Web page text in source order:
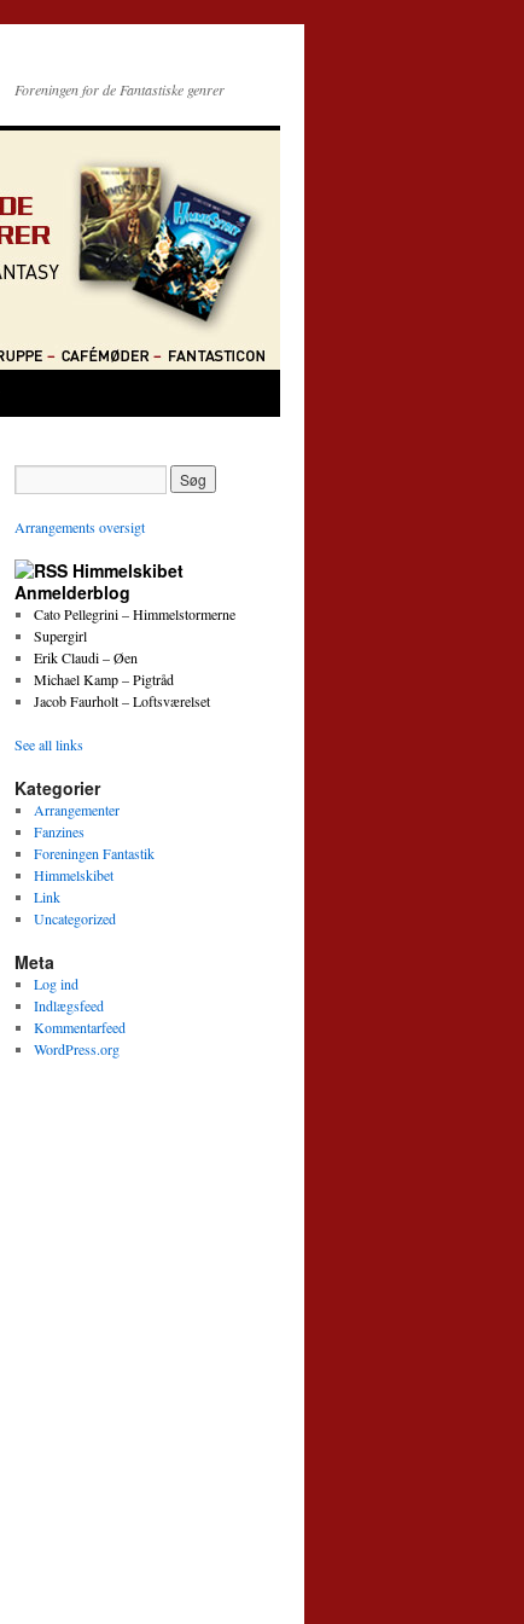
Foreningen for de Fantastiske genrer
Arrangements oversigt
Himmelskibet
Anmelderblog
Cato Pellegrini – Himmelstormerne
Supergirl
Erik Claudi – Øen
Michael Kamp – Pigtråd
Jacob Faurholt – Loftsværelset
See all links
Kategorier
Arrangementer
Fanzines
Foreningen Fantastik
Himmelskibet
Link
Uncategorized
Meta
Log ind
Indlægsfeed
Kommentarfeed
WordPress.org